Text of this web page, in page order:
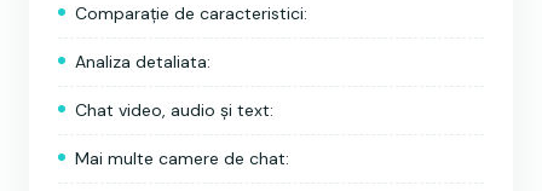
Comparație de caracteristici:
Analiza detaliata:
Chat video, audio și text:
Mai multe camere de chat: